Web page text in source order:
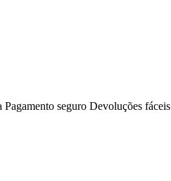
Pagamento seguro Devoluções fáceis